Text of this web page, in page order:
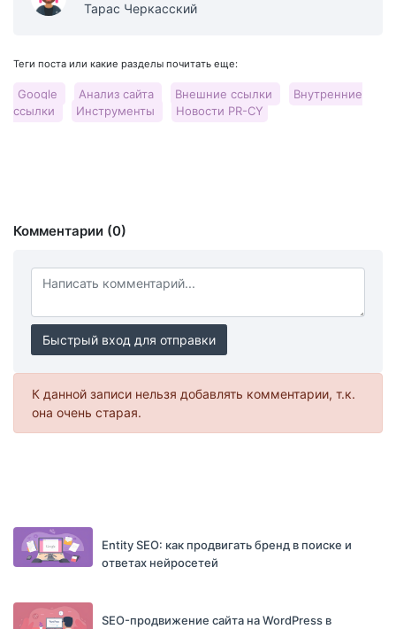
Тарас Черкасский
Теги поста или какие разделы почитать еще:
Google Анализ сайта Внешние ссылки
Внутренние
ссылки
Инструменты Новости PR-CY
Комментарии (0)
Быстрый вход для отправки
К данной записи нельзя добавлять комментарии, т.к.
она очень старая.
Entity SEO: как продвигать бренд в поиске и
ответах нейросетей
SEO-продвижение сайта на WordPress в